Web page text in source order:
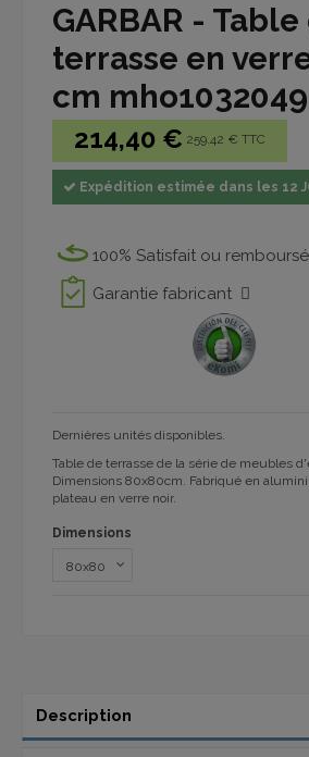
GARBAR - Table
terrasse en
cm mho1032049
214,40 € 259.42 € TTC
Expédition estimée dans les 12
100% Satisfait ou remboursé
Garantie fabricant
Dernières unités disponibles.
Table de terrasse de la série de meubles
Dimensions 80x80cm. Fabriqué en
plateau en verre noir.
Dimensions
Description